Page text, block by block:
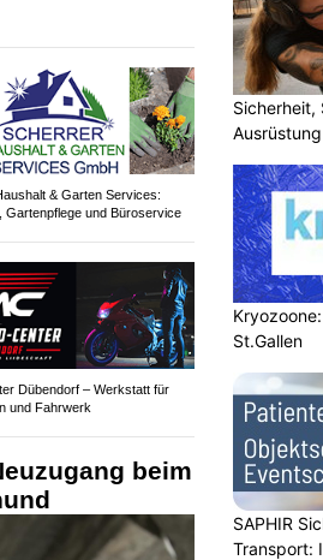
& Garten Services:
Gartenpflege und Büroservice
Dübendorf – Werkstatt für
und Fahrwerk
beim
Sicherheit,
St.Gallen
SAPHIR
Transport: